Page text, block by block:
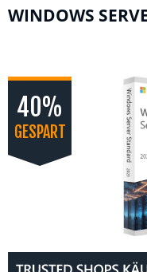
WINDOWS
40%
GESPART